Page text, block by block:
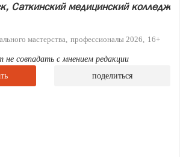
Саткинский медицинский колледж
мастерства профессионалы 2026 16+
совпадать с мнением редакции
поделиться